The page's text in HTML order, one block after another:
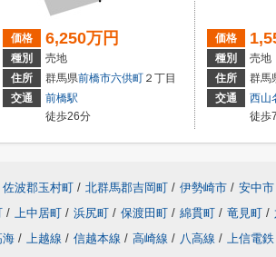
価格 6,250万円
種別
売地
住所
群馬県前橋市六供町 ２丁目
交通
前橋駅
徒歩26分
価格
種別
売地
住所
群馬
交通
西山
徒歩
佐波郡玉村町 / 北群馬郡吉岡町 / 伊勢崎市 / 安中市
/ 上中居町 / 浜尻町 / 保渡田町 / 綿貫町 / 竜見町 /
海 / 上越線 / 信越本線 / 高崎線 / 八高線 / 上信電鉄